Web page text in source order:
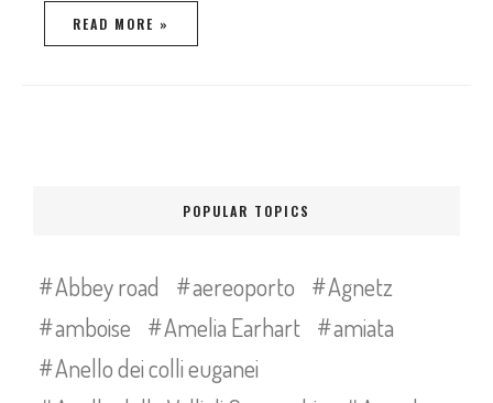
READ MORE »
POPULAR TOPICS
Abbey road aereoporto
Agnetz
amboise
Amelia Earhart
amiata
Anello dei colli euganei